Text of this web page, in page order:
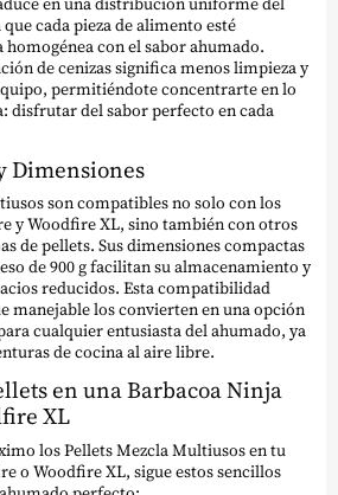
cada pieza de alimento esté
con el sabor ahumado.
de cenizas significa menos limpieza y
permitiéndote concentrarte en lo
disfrutar del sabor perfecto en cada
Dimensiones
son compatibles no solo con los
y Woodfire XL, sino también con otros
de pellets. Sus dimensiones compactas
de 900 g facilitan su almacenamiento y
reducidos. Esta compatibilidad
manejable los convierten en una opción
cualquier entusiasta del ahumado, ya
de cocina al aire libre.
en una Barbacoa Ninja
XL
los Pellets Mezcla Multiusos en tu
o Woodfire XL, sigue estos sencillos